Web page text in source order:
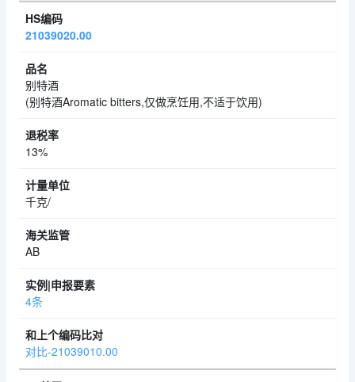
21039020.00
别特酒
(别特酒Aromatic bitters,仅做烹饪用,不适于饮用)
13%
千克/
AB
4条
对比-21039010.00